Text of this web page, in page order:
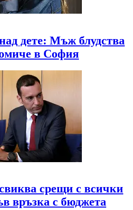
дете: Мъж блудства
в София
срещи с всички
връзка с бюджета